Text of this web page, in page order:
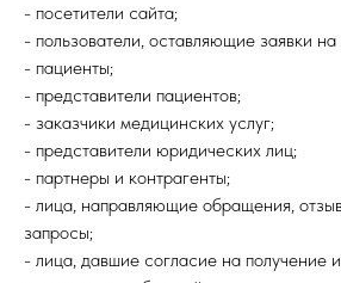
- посетители сайта;
- пользователи, оставляющие заявки на
- пациенты;
- представители пациентов;
- заказчики медицинских услуг;
- представители юридических лиц;
- партнеры и контрагенты;
- лица, направляющие обращения,
запросы;
- лица, давшие согласие на получение